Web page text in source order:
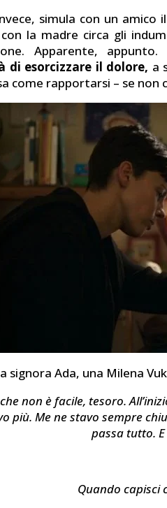
simula con un
la madre circa gli
Apparente, appunto.
di esorcizzare il dolore, a
come rapportarsi – se non
la signora Ada, una Milena
non è facile, tesoro.
più. Me ne stavo sempre
passa tutto.
Quando capisci